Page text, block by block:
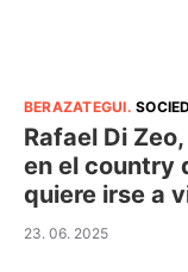
BERAZATEGUI.
Rafael Di
en el country
quiere irse a
23. 06. 2025